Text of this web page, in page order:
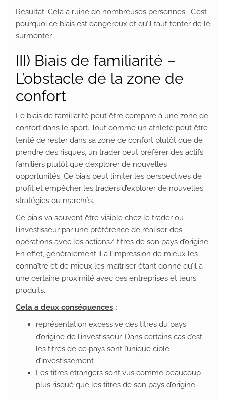
Résultat :Cela a ruiné de nombreuses personnes . C’est
pourquoi ce biais est dangereux et qu’il faut tenter de le
surmonter.
III) Biais de familiarité –
L’obstacle de la zone de
confort
Le biais de familiarité peut être comparé à une zone de
confort dans le sport. Tout comme un athlète peut être
tenté de rester dans sa zone de confort plutôt que de
prendre des risques, un trader peut préférer des actifs
familiers plutôt que d’explorer de nouvelles
opportunités. Ce biais peut limiter les perspectives de
profit et empêcher les traders d’explorer de nouvelles
stratégies ou marchés.
Ce biais va souvent être visible chez le trader ou
l’investisseur par une préférence de réaliser des
opérations avec les actions/ titres de son pays d’origine.
En effet, généralement il a l’impression de mieux les
connaître et de mieux les maîtriser étant donné qu’il a
une certaine proximité avec ces entreprises et leurs
produits.
Cela a deux conséquences :
représentation excessive des titres du pays
d’origine de l’investisseur. Dans certains cas c’est
les titres de ce pays sont l’unique cible
d’investissement
Les titres étrangers sont vus comme beaucoup
plus risqué que les titres de son pays d’origine